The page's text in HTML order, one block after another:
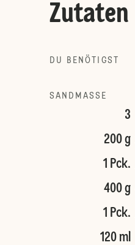
Zutaten
DU BENÖTIGST
SANDMASSE
3
200 g
1 Pck.
400 g
1 Pck.
120 ml